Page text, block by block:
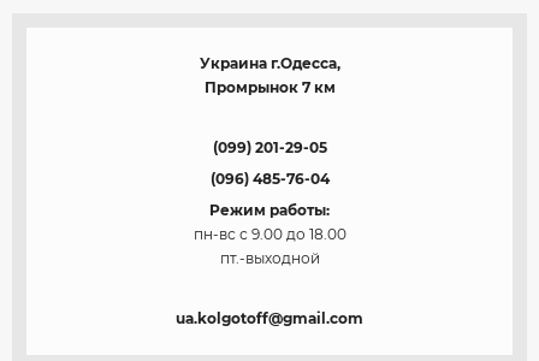
Украина г.Одесса,
Промрынок 7 км
(099) 201-29-05
(096) 485-76-04
Режим работы:
пн-вс с 9.00 до 18.00
пт.-выходной
ua.kolgotoff@gmail.com